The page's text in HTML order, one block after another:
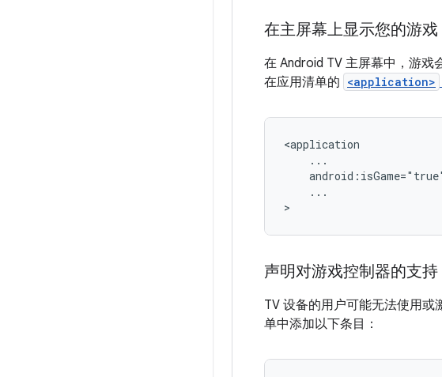
在主屏幕上显示您的游戏
在 Android TV 主屏幕中，游戏
在应用清单的 <application>
...
>
声明对游戏控制器的支持
TV 设备的用户可能无法使用
单中添加以下条目：